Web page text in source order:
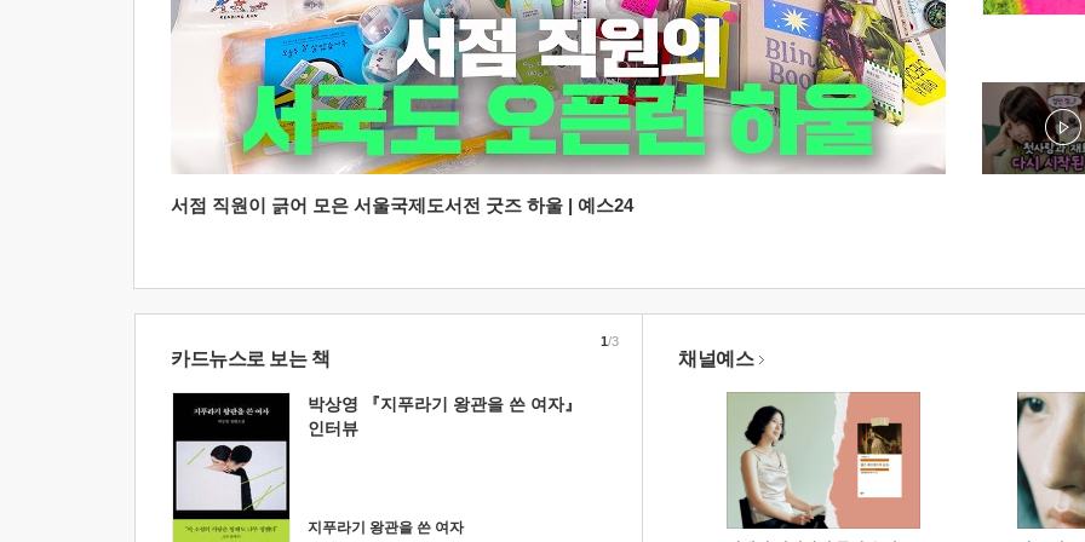
서점 직원이 긁어 모은 서울국제도서전 굿즈 하울 | 예스24
카드뉴스로 보는 책
박상영 『지푸라기 왕관을 쓴 여자』
인터뷰
지푸라기 왕관을 쓴 여자
1/3
채널예스